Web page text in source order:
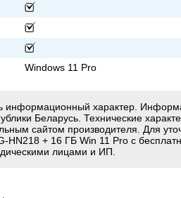
Windows 11 Pro
информационный характер.
Беларусь. Технические
сайтом производителя. Для
+ 16 ГБ Win 11 Pro с
лицами и ИП.